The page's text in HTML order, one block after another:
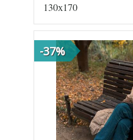
покрывала
Ткань
Лаке/
Батист
Производитель
German
Grass
(Австрия)
130х170
-37%